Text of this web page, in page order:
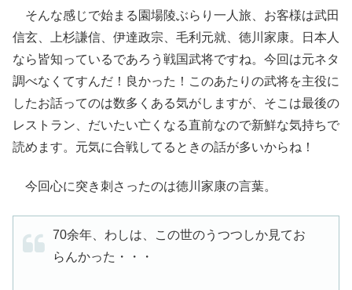
そんな感じで始まる園場陵ぶらり一人旅、お客様は武田
信玄、上杉謙信、伊達政宗、毛利元就、徳川家康。日本人
なら皆知っているであろう戦国武将ですね。今回は元ネタ
調べなくてすんだ！良かった！このあたりの武将を主役に
したお話ってのは数多くある気がしますが、そこは最後の
レストラン、だいたい亡くなる直前なので新鮮な気持ちで
読めます。元気に合戦してるときの話が多いからね！
今回心に突き刺さったのは徳川家康の言葉。
70余年、わしは、この世のうつつしか見てお
らんかった・・・